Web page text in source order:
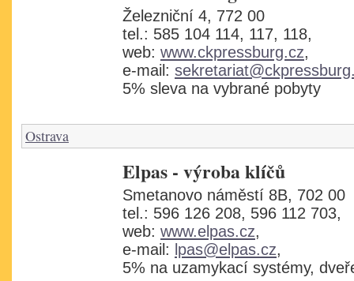
Železniční 4, 772 00
tel.: 585 104 114, 117, 118,
web: www.ckpressburg.cz,
e-mail:
5% sleva na vybrané pobyty
Ostrava
Elpas - výroba klíčů
Smetanovo náměstí 8B, 702 00
tel.: 596 126 208, 596 112 703,
web: www.elpas.cz,
e-mail: lpas@elpas.cz,
5% na uzamykací systémy,